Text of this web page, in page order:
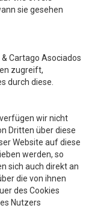
sie gesehen
Cartago Asociados
zugreift,
durch diese.
wir nicht
Dritten über diese
Website auf diese
werden, so
sich auch direkt an
die von ihnen
des Cookies
Nutzers